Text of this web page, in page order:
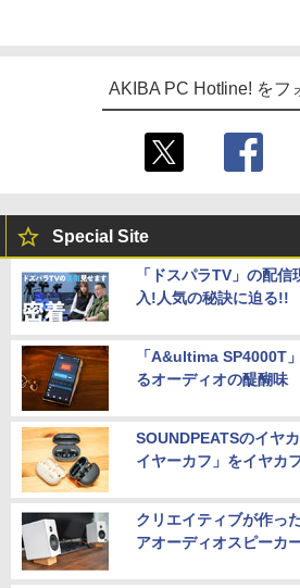
AKIBA PC Hotline! をフ
Special Site
「ドスパラTV」の配
入!人気の秘訣に迫る!!
「A&ultima SP4000T
るオーディオの醍醐味
SOUNDPEATSのイヤ
イヤーカフ」をイヤカ
クリエイティブが作っ
アオーディオスピーカ